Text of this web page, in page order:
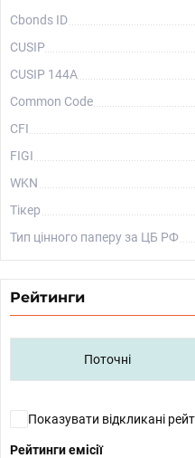
Cbonds ID
CUSIP
CUSIP 144A
Common Code
CFI
FIGI
WKN
Тікер
Тип цінного паперу за ЦБ РФ
Рейтинги
Поточні
Показувати відкликані
Рейтинги емісії